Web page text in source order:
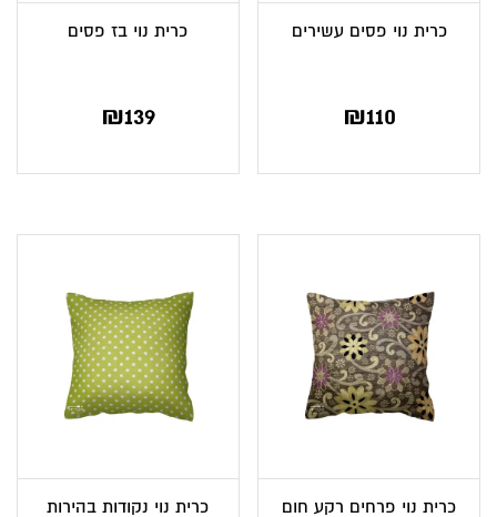
כרית נוי פסים עשירים
₪110
כרית נוי בז פסים
₪139
כרית נוי פרחים רקע חום
כרית נוי נקודות בהירות